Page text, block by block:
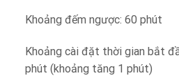
Khoảng đếm ngược: 60 phút
Khoảng cài đặt thời gian bắt
phút (khoảng tăng 1 phút)